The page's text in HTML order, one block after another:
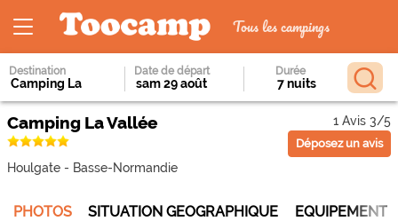
Tous les campings
Destination Date de départ Durée
Camping La Vallée
Houlgate - Basse-Normandie
1 Avis 3/5
Déposez un avis
PHOTOS SITUATION GEOGRAPHIQUE